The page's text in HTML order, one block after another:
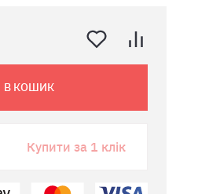
В КОШИК
Купити за 1 клік